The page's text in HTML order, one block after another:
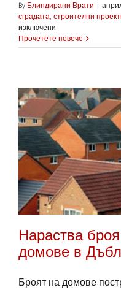
By Блиндирани Врати |
сградата, строителни
изключени
Apple
напредва
супер
сграда
Прочетете повече
Нараства
домове в
Броят на домове